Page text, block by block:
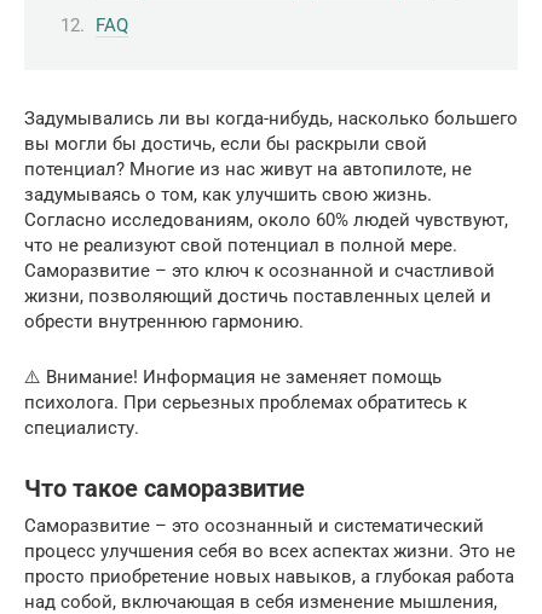
FAQ
Задумывались ли вы когда-нибудь, насколько большего
вы могли бы достичь, если бы раскрыли свой
потенциал? Многие из нас живут на автопилоте, не
задумываясь о том, как улучшить свою жизнь.
Согласно исследованиям, около 60% людей чувствуют,
что не реализуют свой потенциал в полной мере.
Саморазвитие – это ключ к осознанной и счастливой
жизни, позволяющий достичь поставленных целей и
обрести внутреннюю гармонию.
⚠️ Внимание! Информация не заменяет помощь
психолога. При серьезных проблемах обратитесь к
специалисту.
Что такое саморазвитие
Саморазвитие – это осознанный и систематический
процесс улучшения себя во всех аспектах жизни. Это не
просто приобретение новых навыков, а глубокая работа
над собой, включающая в себя изменение мышления,